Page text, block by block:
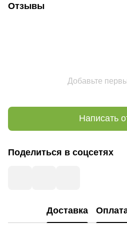
Отзывы
Добавьте
Написать
Поделиться в соцсетях
Доставка